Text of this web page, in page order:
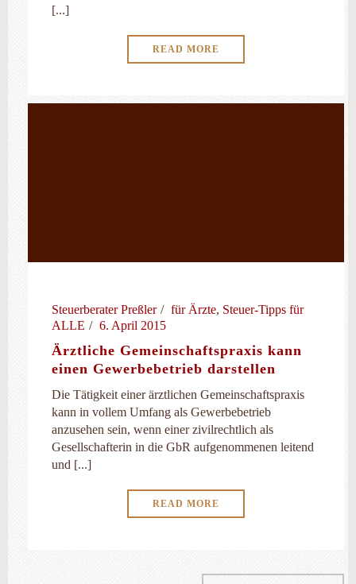
[...]
READ MORE
Steuerberater Preßler für Ärzte, Steuer-Tipps für
ALLE
6. April 2015
Ärztliche Gemeinschaftspraxis kann
einen Gewerbebetrieb darstellen
Die Tätigkeit einer ärztlichen Gemeinschaftspraxis
kann in vollem Umfang als Gewerbebetrieb
anzusehen sein, wenn einer zivilrechtlich als
Gesellschafterin in die GbR aufgenommenen leitend
und [...]
READ MORE